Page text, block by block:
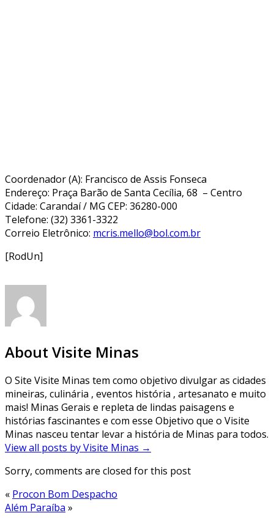
Coordenador (A): Francisco de Assis Fonseca
Endereço: Praça Barão de Santa Cecília, 68 – Centro
Cidade: Carandaí / MG CEP: 36280-000
Telefone: (32) 3361-3322
Correio Eletrônico: mcris.mello@bol.com.br
[RodUn]
About Visite Minas
O Site Visite Minas tem como objetivo divulgar as cidades
mineiras, culinária , eventos história , artesanato e muito
mais! Minas Gerais e repleta de lindas paisagens e
histórias fascinantes e com esse Objetivo que o Visite
Minas nasceu tentar levar a história de Minas para todos.
View all posts by Visite Minas →
Sorry, comments are closed for this post
« Procon Bom Despacho
Além Paraíba »